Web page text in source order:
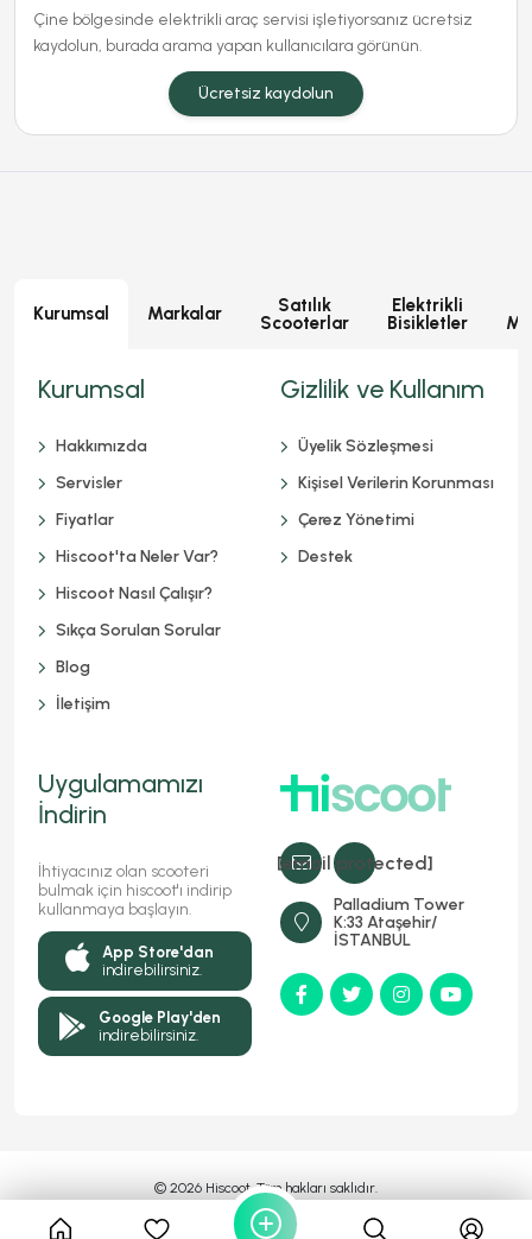
Çine bölgesinde elektrikli araç servisi işletiyorsanız ücretsiz
kaydolun, burada arama yapan kullanıcılara görünün.
Ücretsiz kaydolun
Kurumsal Markalar
Satılık
Scooterlar
Elektrikli
Bisikletler
[email protected]
Palladium Tower
K:33 Ataşehir/
İSTANBUL
Kurumsal
Hakkımızda
Servisler
Fiyatlar
Hiscoot'ta Neler Var?
Hiscoot Nasıl Çalışır?
Sıkça Sorulan Sorular
Blog
İletişim
Gizlilik ve Kullanım
Üyelik Sözleşmesi
Kişisel Verilerin Korunması
Çerez Yönetimi
Destek
Uygulamamızı
İndirin
İhtiyacınız olan scooteri
bulmak için hiscoot'ı indirip
kullanmaya başlayın.
App Store'dan
indirebilirsiniz.
Google Play'den
indirebilirsiniz.
© 2026 Hiscoot, Tüm hakları saklıdır.
MyFC YAZILIM Markasıdır